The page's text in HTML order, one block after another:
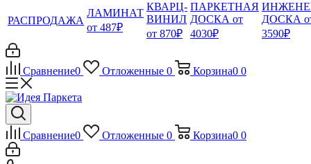
РАСПРОДАЖА
ЛАМИНАТ
от 487₽
КВАРЦ-
ВИНИЛ
от 870₽
ПАРКЕТНАЯ
ДОСКА от
4030₽
ДОСКА
3590₽
Сравнение0 Отложенные 0 Корзина0 0
Сравнение0 Отложенные 0 Корзина0 0